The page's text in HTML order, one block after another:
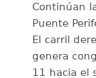
Continúan
Puente
El carril
genera
11 hacia el